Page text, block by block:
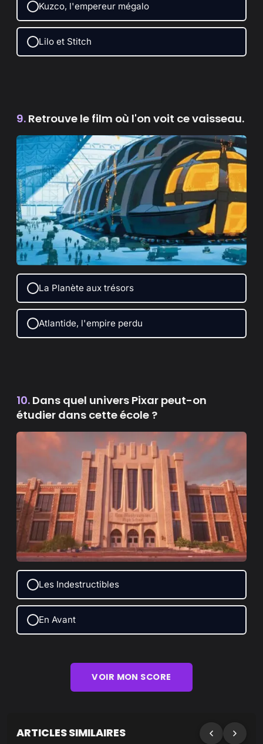
Kuzco, l'empereur mégalo
Lilo et Stitch
9. Retrouve le film où l'on voit ce vaisseau.
La Planète aux trésors
Atlantide, l'empire perdu
10. Dans quel univers Pixar peut-on
étudier dans cette école ?
Les Indestructibles
En Avant
VOIR MON SCORE
ARTICLES SIMILAIRES